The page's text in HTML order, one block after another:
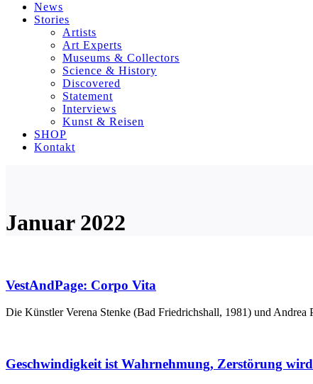
News
Stories
Artists
Art Experts
Museums & Collectors
Science & History
Discovered
Statement
Interviews
Kunst & Reisen
SHOP
Kontakt
Januar 2022
VestAndPage: Corpo Vita
Die Künstler Verena Stenke (Bad Friedrichshall, 1981) und Andrea
Geschwindigkeit ist Wahrnehmung, Zerstörung